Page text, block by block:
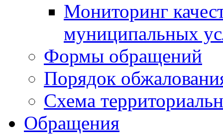
Мониторинг
муниципальных
Формы обращений
Порядок
Схема
Обращения